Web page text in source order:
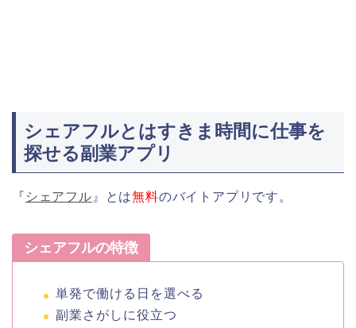
シェアフルとはすきま時間に仕事を
探せる副業アプリ
『 シェアフル 』とは無料のバイトアプリです。
シェアフルの特徴
単発で働ける日を選べる
副業さがしに役立つ